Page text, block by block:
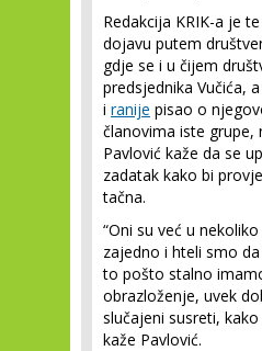
Redakcija KRIK-a je
dojavu putem
gdje se i u čijem
predsjednika Vučića,
i ranije pisao o
članovima iste grupe,
Pavlović kaže da se
zadatak kako bi
tačna.
“Oni su već u
zajedno i hteli smo
to pošto stalno
obrazloženje, uvek
slučajeni susreti,
kaže Pavlović.